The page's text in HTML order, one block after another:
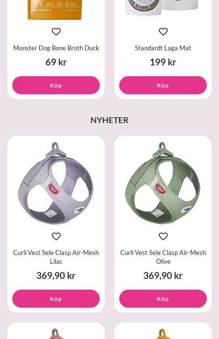
Monster Dog Bone Broth Duck
69 kr
Köp
Standardt Laga Mat
199 kr
Köp
NYHETER
Curli Vest Sele Clasp Air-Mesh
Lilac
369,90 kr
Köp
Curli Vest Sele Clasp Air-Mesh
Olive
369,90 kr
Köp